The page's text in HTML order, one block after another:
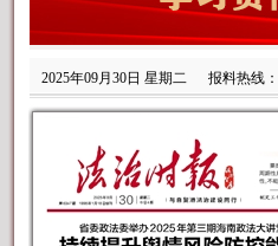
2025年09月30日 星期二 报料热线：